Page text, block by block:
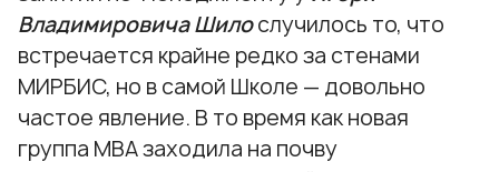
Владимировича Шилослучилось то, что
встречается крайне редко за стенами
МИРБИС, но в самой Школе — довольно
частое явление. В то время как новая
группа МВА заходила на почву